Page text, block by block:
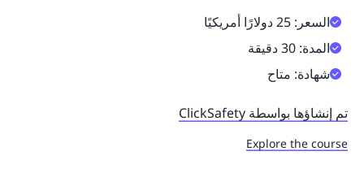
السعر: 25 دولارًا أمريكيًا
المدة: 30 دقيقة
شهادة: متاح
تم إنشاؤها بواسطة ClickSafety
Explore the course